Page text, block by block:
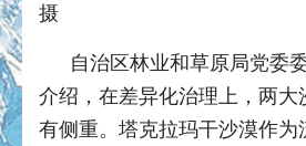
摄
自治区林业和草原局党委
介绍，在差异化治理上，两大
有侧重。塔克拉玛干沙漠作为